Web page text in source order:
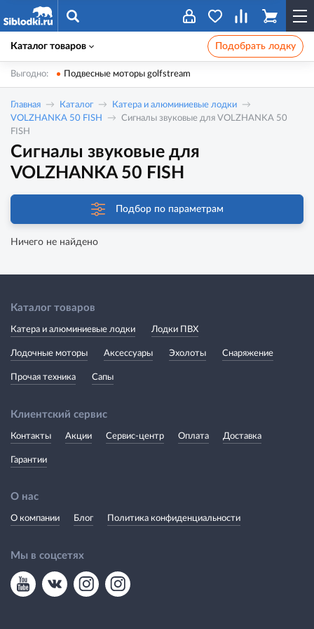
Каталог товаров Подобрать лодку
Выгодно: Подвесные моторы golfstream
Главная Каталог
Катера и алюминиевые лодки
VOLZHANKA 50 FISH
Сигналы звуковые для VOLZHANKA 50
FISH
Сигналы звуковые для
VOLZHANKA 50 FISH
Подбор по параметрам
Ничего не найдено
Каталог товаров
Катера и алюминиевые лодки Лодки ПВХ
Лодочные моторы Аксессуары Эхолоты Снаряжение
Прочая техника Сапы
Клиентский сервис
Контакты Акции Сервис-центр Оплата Доставка
Гарантии
О нас
О компании Блог Политика конфиденциальности
Мы в соцсетях